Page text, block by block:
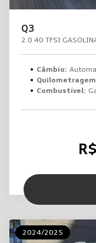
Q3
2.0 40 TFSI
Câmbio:
Combustível:
2024/2025